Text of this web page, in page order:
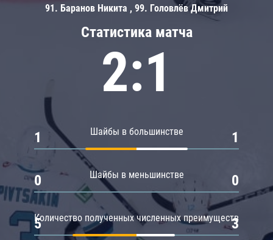
Статистика матча
2:1
Шайбы в большинстве
1 1
Шайбы в меньшинстве
0 0
Количество полученных численных преимуществ
5 3
91. Баранов Никита , 99. Головлёв Дмитрий